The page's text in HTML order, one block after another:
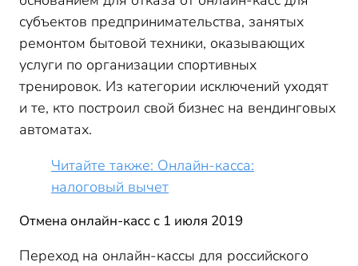
субъектов предпринимательства, занятых
ремонтом бытовой техники, оказывающих
услуги по организации спортивных
тренировок. Из категории исключений уходят
и те, кто построил свой бизнес на вендинговых
автоматах.
Читайте также: Онлайн-касса:
налоговый вычет
Отмена онлайн-касс с 1 июля 2019
Переход на онлайн-кассы для российского